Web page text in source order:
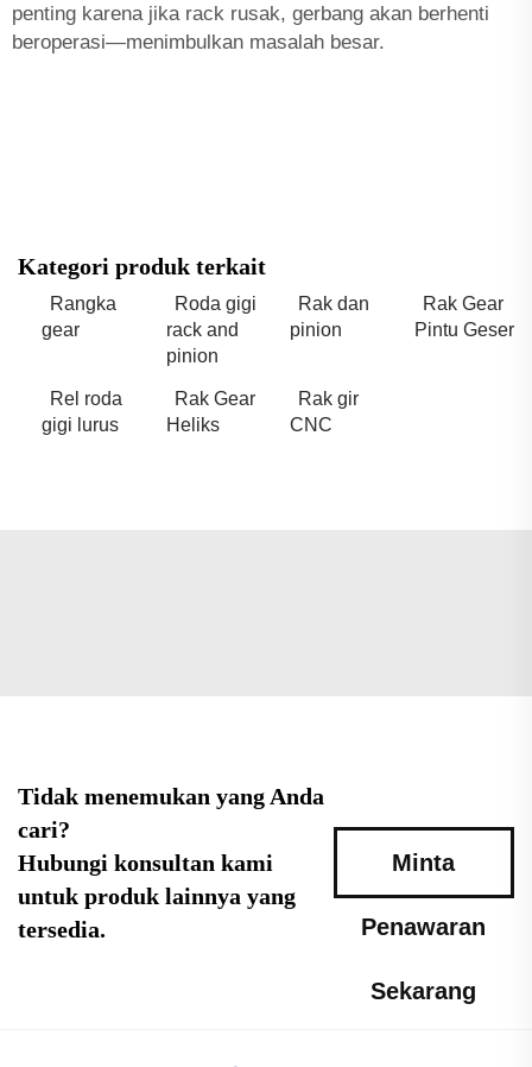
penting karena jika rack rusak, gerbang akan berhenti
beroperasi—menimbulkan masalah besar.
Kategori produk terkait
Rangka
gear
Roda gigi
rack and
pinion
Rak dan
pinion
Rak Gear
Pintu Geser
Rel roda
gigi lurus
Rak Gear
Heliks
Rak gir
CNC
Tidak menemukan yang Anda
cari?
Hubungi konsultan kami
untuk produk lainnya yang
tersedia.
Minta
Penawaran
Sekarang